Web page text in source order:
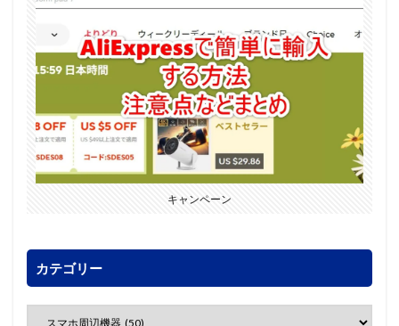
キャンペーン
カテゴリー